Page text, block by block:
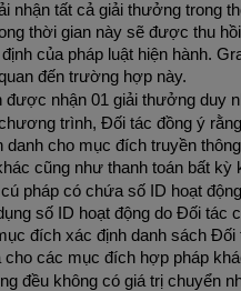
nhận tất cả giải thưởng trong
thời gian này sẽ được thu
của pháp luật hiện hành.
đến trường hợp này.
được nhận 01 giải thưởng duy
trình, Đối tác đồng ý
danh cho mục đích truyền
cũng như thanh toán bất kỳ
pháp có chứa số ID hoạt
số ID hoạt động do Đối tác
đích xác định danh sách
các mục đích hợp pháp
đều không có giá trị chuyển